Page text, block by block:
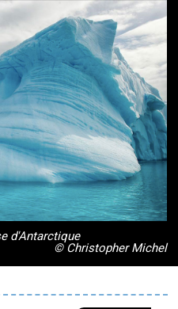
d'Antarctique
© Christopher Michel